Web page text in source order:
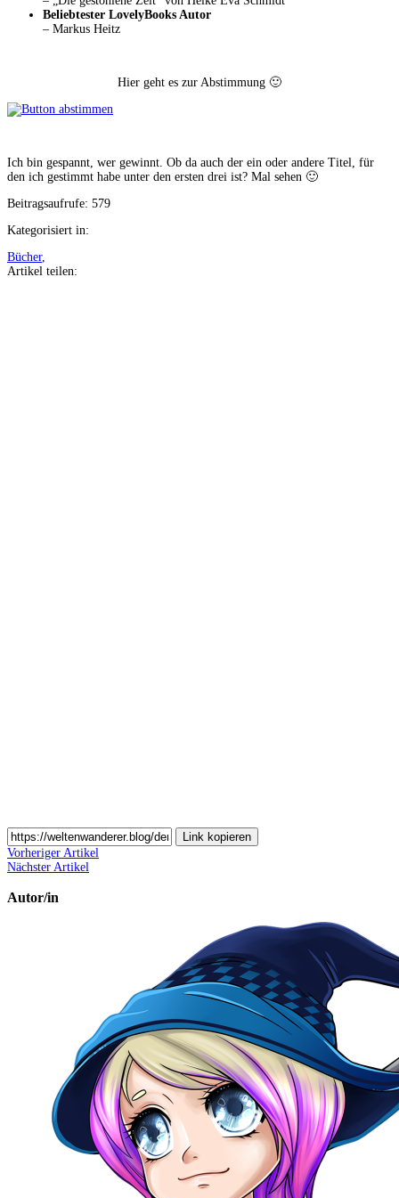
Beliebtester LovelyBooks Autor
– Markus Heitz
Hier geht es zur Abstimmung 🙂
Ich bin gespannt, wer gewinnt. Ob da auch der ein oder andere Titel, für
den ich gestimmt habe unter den ersten drei ist? Mal sehen 🙂
Beitragsaufrufe: 579
Kategorisiert in:
Bücher,
Artikel teilen:
Link kopieren
Vorheriger Artikel
Nächster Artikel
Autor/in